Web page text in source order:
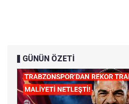
GÜNÜN ÖZETİ